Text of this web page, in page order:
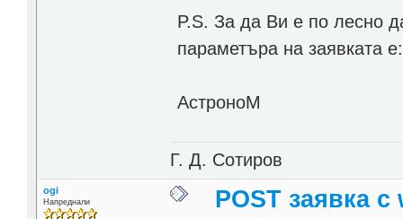
P.S. За да Ви е по лесно
параметъра на заявката
АстроноМ
Г. Д. Сотиров
ogi
Напреднали POST заявка с